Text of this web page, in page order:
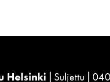
Helsinki Suljettu